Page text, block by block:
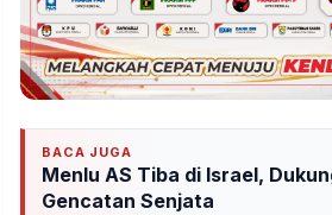
BACA JUGA
Menlu AS Tiba di Israel,
Gencatan Senjata